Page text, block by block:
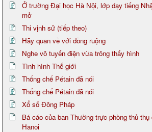
Ở trường Đại học Hà Nội, lớp dạy tiếng
mở
Thi vịnh sử (tiếp theo)
Hãy quan về với đồng ruộng
Nghe vô tuyến điện vừa trông thấy hình
Tình hình Thế giới
Thống chế Pétain đã nói
Thống chế Pétain đã nói
Xổ số Đông Pháp
Bá cáo của ban Thường trực phòng thủ thụ
Hanoi